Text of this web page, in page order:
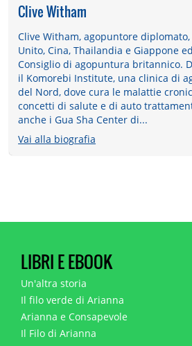
Clive Witham
Clive Witham, agopuntore
Unito, Cina, Thailandia e Giappone
Consiglio di agopuntura britannico.
il Komorebi Institute, una clinica di
del Nord, dove cura le malattie
concetti di salute e di auto
anche i Gua Sha Center di...
Vai alla biografia
LIBRI E EBOOK
Un'altra storia
Il filo verde di Arianna
Arianna e Consapevole
Il Filo di Arianna